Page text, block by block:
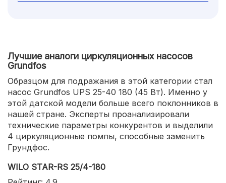
Лучшие аналоги циркуляционных насосов
Grundfos
Образцом для подражания в этой категории стал
насос Grundfos UPS 25-40 180 (45 Вт). Именно у
этой датской модели больше всего поклонников в
нашей стране. Эксперты проанализировали
технические параметры конкурентов и выделили
4 циркуляционные помпы, способные заменить
Грундфос.
WILO STAR-RS 25/4-180